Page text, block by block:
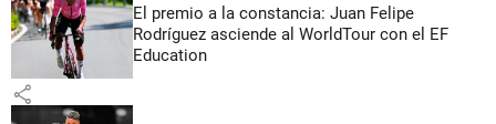
El premio a la constancia: Juan Felipe
Rodríguez asciende al WorldTour con el EF
Education
share